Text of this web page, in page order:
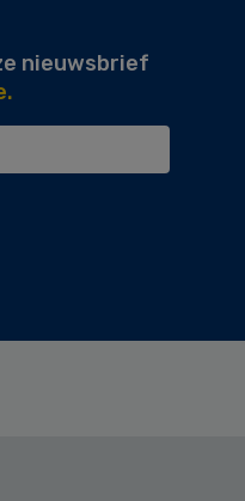
nieuwsbrief